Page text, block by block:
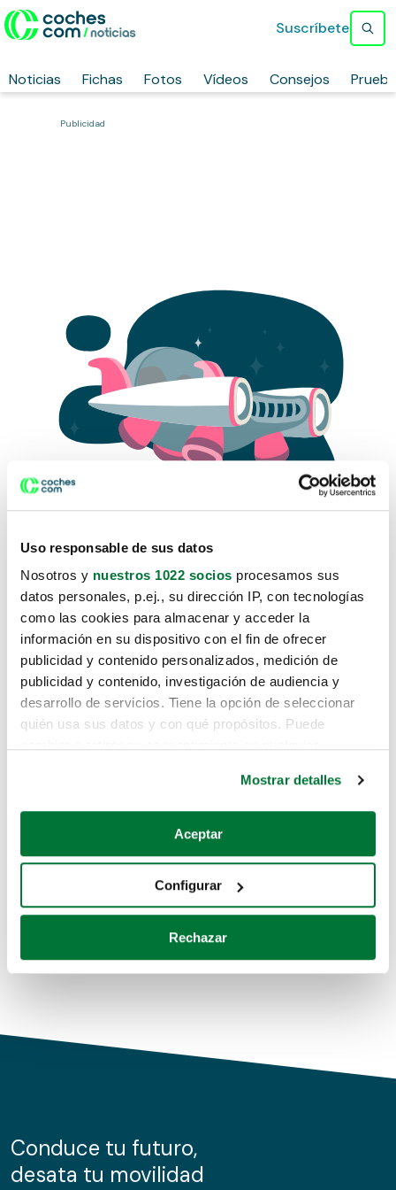
Uso responsable de sus datos
Nosotros y nuestros 1022 socios procesamos sus
datos personales, p.ej., su dirección IP, con tecnologías
como las cookies para almacenar y acceder la
información en su dispositivo con el fin de ofrecer
publicidad y contenido personalizados, medición de
publicidad y contenido, investigación de audiencia y
desarrollo de servicios. Tiene la opción de seleccionar
quién usa sus datos y con qué propósitos. Puede
Si lo permite, también quisiéramos:
Recopilar información sobre su ubicación geográfica
Identificar su dispositivo analizándolo activamente
para buscar características específicas (huellas
Obtenga más información sobre cómo se procesan sus
de cookies.
información sobre el uso que haga del sitio web con
nuestros partners de redes sociales, publicidad y análisis
Mostrar detalles
Aceptar
Configurar
Rechazar
Noticias Fichas Fotos Vídeos Consejos
Suscríbete
Publicidad
Lo sentimos, no sabemos como
te hemos traido hasta aquí.
Pero puedes encontrar el coche que estás
buscando en alguno de estos enlaces:
Coches de segunda mano
Coches de km0
Conduce tu futuro,
desata tu movilidad